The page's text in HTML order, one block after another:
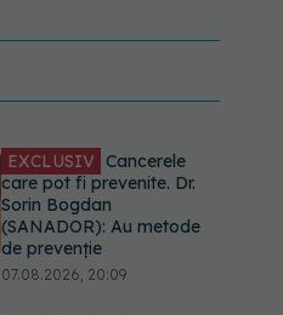
EXCLUSIV Cancerele
care pot fi prevenite. Dr.
Sorin Bogdan
(SANADOR): Au metode
de prevenție
07.08.2026, 20:09